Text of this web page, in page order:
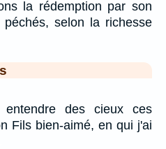
la rédemption par son
selon la richesse
des cieux ces
Fils bien-aimé, en qui j'ai